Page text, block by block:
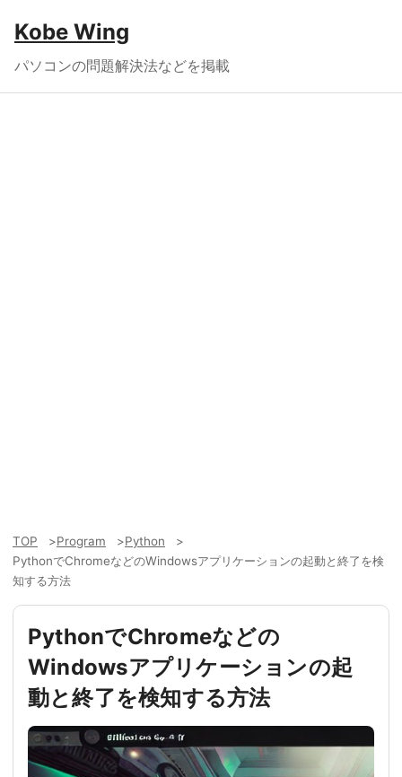
Kobe Wing
パソコンの問題解決法などを掲載
TOP Program
Python
PythonでChromeなどのWindowsアプリケーションの起動と終了を検
知する方法
PythonでChromeなどの
Windowsアプリケーションの起
動と終了を検知する方法